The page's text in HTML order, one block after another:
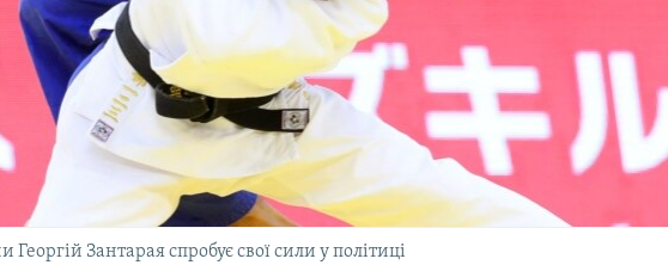
Зантарая спробує свої сили у політиці